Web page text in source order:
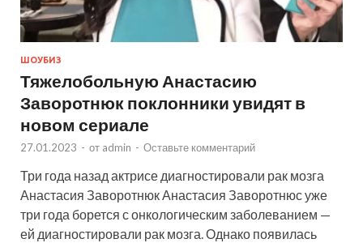
ШОУБИЗ
Тяжелобольную Анастасию
Заворотнюк поклонники увидят в
новом сериале
27.01.2023 - от admin - Оставьте комментарий
Три года назад актрисе диагностировали рак мозга
Анастасия Заворотнюк Анастасия Заворотнюс уже
три года борется с онкологическим заболеванием —
ей диагностировали рак мозга. Однако появилась